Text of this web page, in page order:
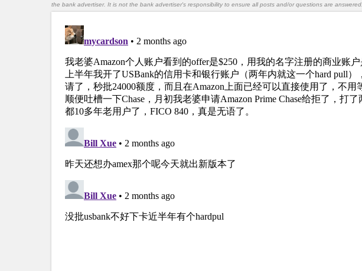
the bank advertiser. It is not the bank advertiser's responsibility to ensure all posts and/or questions are answered.